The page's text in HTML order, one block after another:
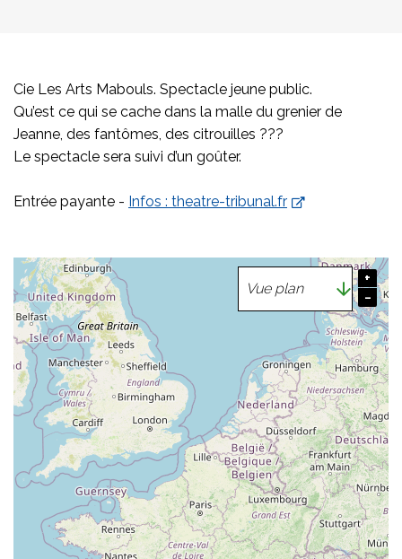
Cie Les Arts Mabouls. Spectacle jeune public.
Qu’est ce qui se cache dans la malle du grenier de
Jeanne, des fantômes, des citrouilles ???
Le spectacle sera suivi d’un goûter.
Entrée payante - Infos : theatre-tribunal.fr
+
−